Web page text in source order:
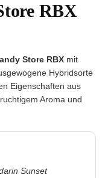
RBX
Store RBX mit
Hybridsorte
Eigenschaften aus
Aroma und
Sunset